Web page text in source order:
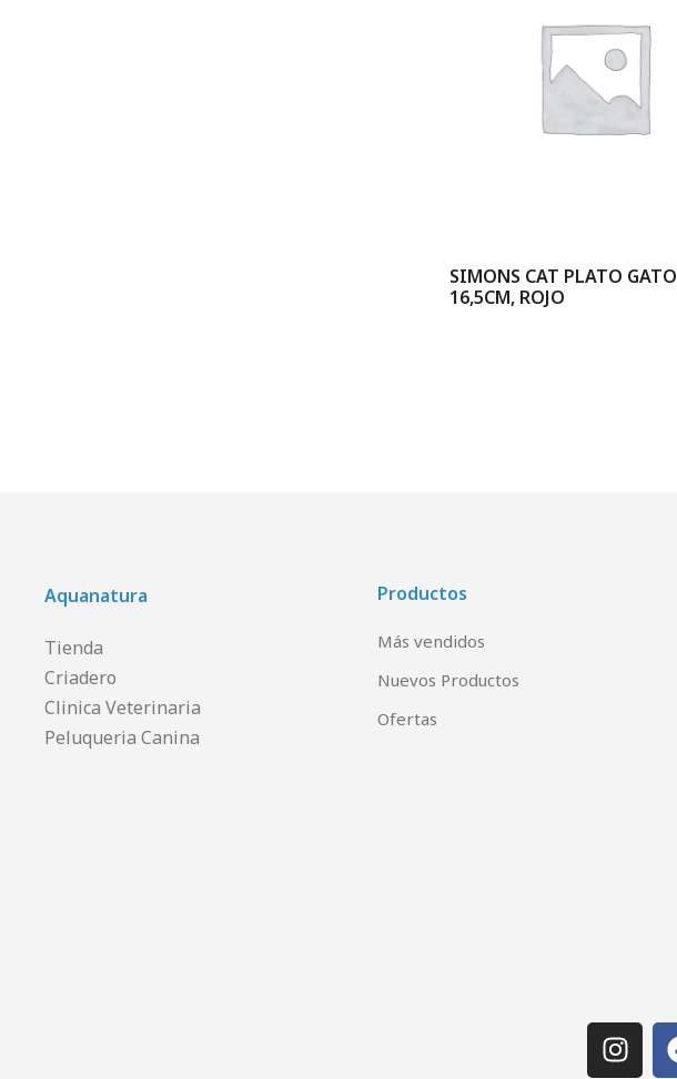
SIMONS CAT PLATO GATO
16,5CM, ROJO
Aquanatura
Tienda
Criadero
Clinica Veterinaria
Peluqueria Canina
Productos
Más vendidos
Nuevos Productos
Ofertas